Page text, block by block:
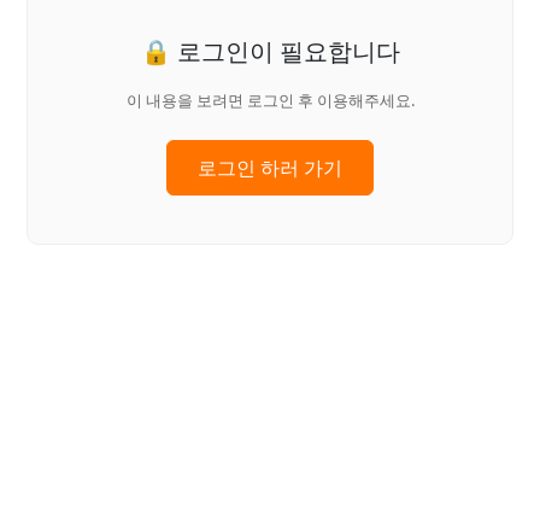
🔒 로그인이 필요합니다
이 내용을 보려면 로그인 후 이용해주세요.
로그인 하러 가기